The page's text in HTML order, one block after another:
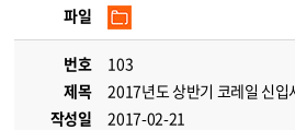
파일
번호
103
제목
2017년도 상반기 코레일 신입
작성일
2017-02-21